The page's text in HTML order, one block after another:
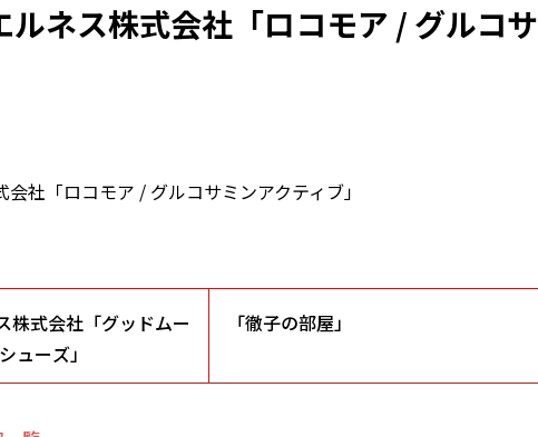
ルネス株式会社「ロコモア / グルコ
社「ロコモア / グルコサミンアクティブ」
株式会社「グッドムー
ューズ」
「徹子の部屋」